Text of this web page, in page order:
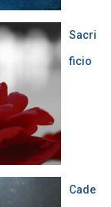
Sacri
ficio
Cade